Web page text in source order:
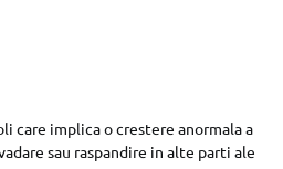
care implica o crestere anormala a
sau raspandire in alte parti ale